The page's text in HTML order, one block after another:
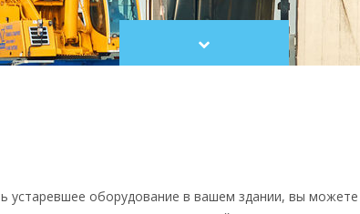
Scroll
to
устаревшее оборудование в вашем здании, вы